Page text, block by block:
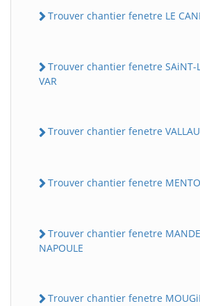
Trouver chantier fenetre LE
Trouver chantier fenetre SAiNT-
VAR
Trouver chantier fenetre
Trouver chantier fenetre
Trouver chantier fenetre
NAPOULE
Trouver chantier fenetre